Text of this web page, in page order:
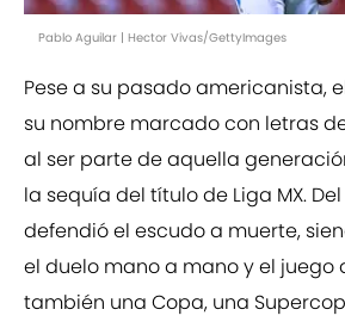
Pablo Aguilar | Hector Vivas/GettyImages
Pese a su pasado americanista,
su nombre marcado con letras
al ser parte de aquella
la sequía del título de Liga MX. Del
defendió el escudo a muerte,
el duelo mano a mano y el juego
también una Copa, una